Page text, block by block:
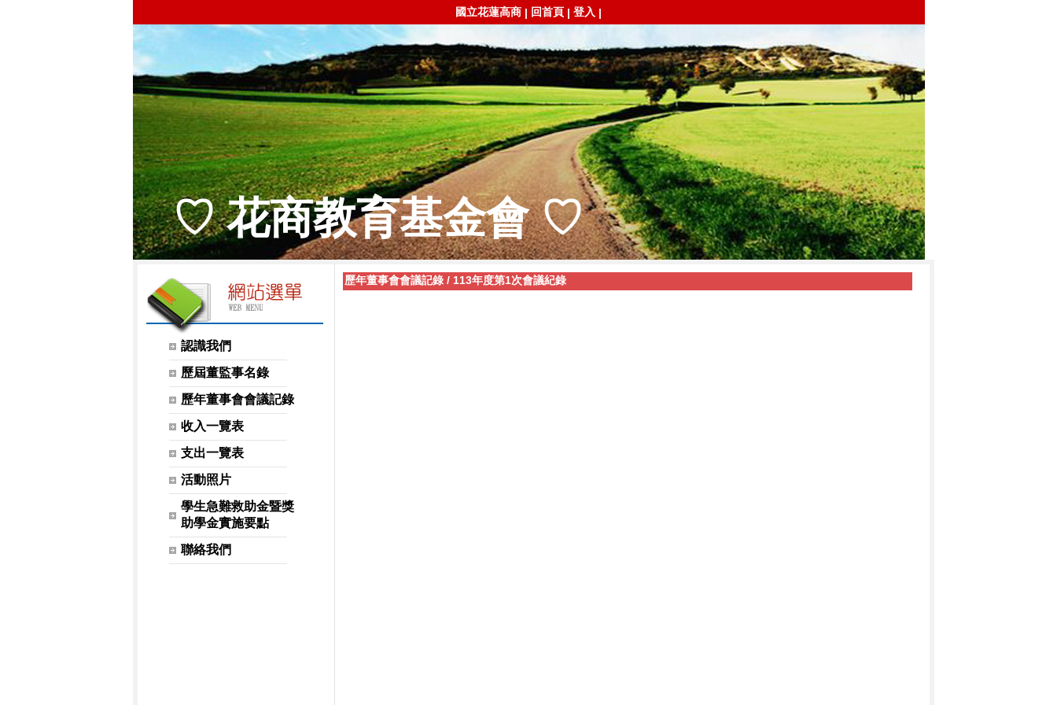
國立花蓮高商 | 回首頁 | 登入 |
♡ 花商教育基金會 ♡
認識我們
歷屆董監事名錄
歷年董事會會議記錄
收入一覽表
支出一覽表
活動照片
學生急難救助金暨獎
助學金實施要點
聯絡我們
歷年董事會會議記錄/ 113年度第1次會議紀錄